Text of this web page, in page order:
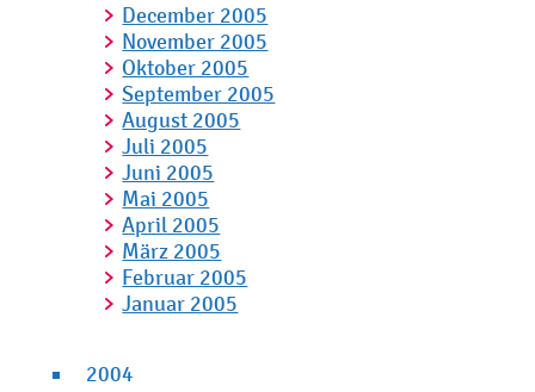
December 2005
November 2005
Oktober 2005
September 2005
August 2005
Juli 2005
Juni 2005
Mai 2005
April 2005
März 2005
Februar 2005
Januar 2005
2004